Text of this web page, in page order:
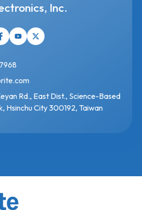
Inc.
Rd., East Dist., Science-Based
Hsinchu City 300192, Taiwan